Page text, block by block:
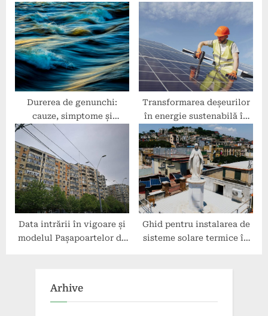
acțiuni destinate
micșorării preţurilor la
energie
naționale
Durerea de genunchi:
cauze, simptome și
tratament.
Transformarea deșeurilor
în energie sustenabilă în
gospodăria ta
Data intrării în vigoare și
modelul Pașapoartelor de
Ghid pentru instalarea de
sisteme solare termice în
Arhive